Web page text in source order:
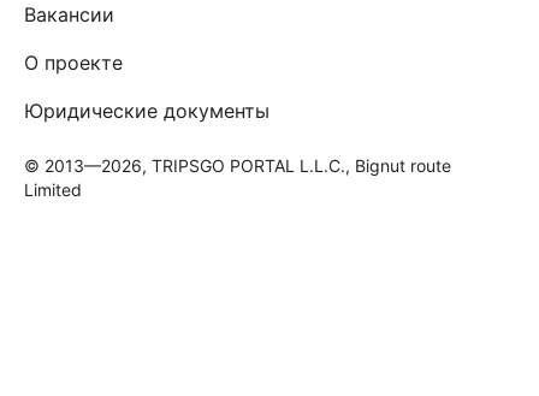
Вакансии
О проекте
Юридические документы
© 2013—2026, TRIPSGO PORTAL L.L.C., Bignut route
Limited